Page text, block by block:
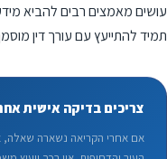
עושים מאמצים רבים להביא
תמיד להתייעץ עם עורך דין
צריכים בדיקה אישית
אם אחרי הקריאה נשארה שאלה,